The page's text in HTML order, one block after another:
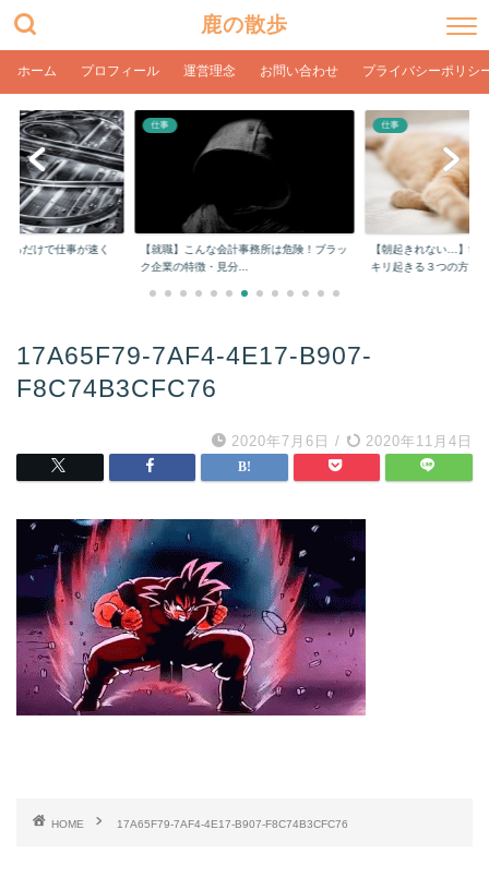
鹿の散歩
ホーム プロフィール 運営理念 お問い合わせ プライバシーポリシ
るだけで仕事が速く
仕事
【就職】こんな会計事務所は危険！ブラッ
ク企業の特徴・見分...
仕事
【朝起きれない…】学
キリ起きる３つの方...
17A65F79-7AF4-4E17-B907-
F8C74B3CFC76
2020年7月6日 / 2020年11月4日
HOME 17A65F79-7AF4-4E17-B907-F8C74B3CFC76